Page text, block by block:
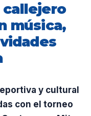
callejero
música,
y cultural
con el torneo